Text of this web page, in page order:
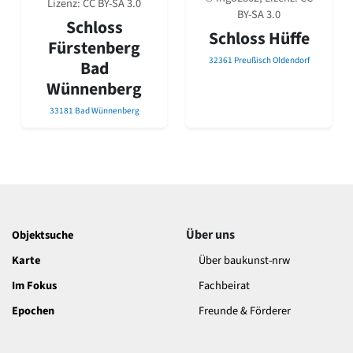
David Chipperfield
Harald Deilmann
Gottfried Böhm
Schneider von Esleben
Peter Behrens
Auszeichnung vorbildlicher Bauten NRW 2020
Big Beautiful Buildings (Großbauten der Nachkriegszeit)
Moderne
Reformarchitektur
Jugendstil
Historismus
Barock
Lizenz:CC BY-SA 3.0
Schloss
Fürstenberg
Bad
Wünnenberg
33181 Bad Wünnenberg
BY-SA 3.0
Schloss Hüffe
32361 Preußisch Oldendorf
Objektsuche
Karte
Im Fokus
Epochen
Über uns
Über baukunst-nrw
Fachbeirat
Freunde & Förderer